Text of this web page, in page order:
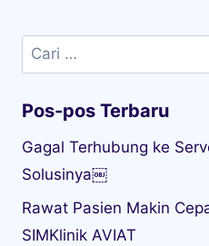
Cari
untuk:
Pos-pos Terbaru
Gagal Terhubung ke
Solusinya￼
Rawat Pasien Makin
SIMKlinik AVIAT